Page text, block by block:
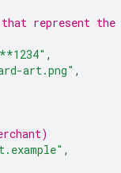
represent the
,
art.png" ,
,